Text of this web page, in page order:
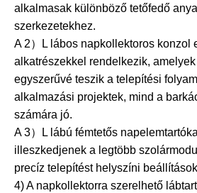
alkalmasak különböző tetőfedő
szerkezetekhez.
A 2）L lábos napkollektoros konzol
alkatrészekkel rendelkezik,
egyszerűvé teszik a telepítési
alkalmazási projektek, mind a
számára jó.
A 3）L lábú fémtetős
illeszkedjenek a legtöbb
precíz telepítést helyszíni
4) A napkollektorra szerelhető